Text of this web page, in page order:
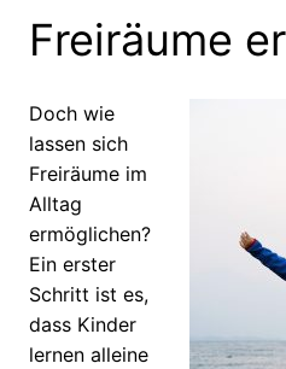
Freiräume
Doch wie
lassen sich
Freiräume im
Alltag
ermöglichen?
Ein erster
Schritt ist es,
dass Kinder
lernen alleine